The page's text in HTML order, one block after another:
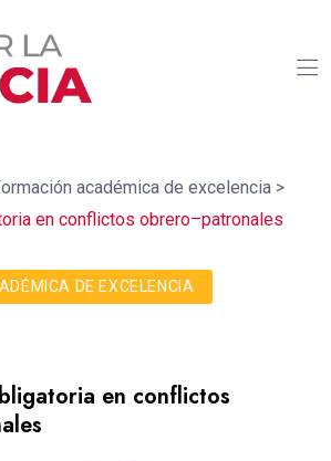
académica de excelencia >
en conflictos obrero–patronales
DE EXCELENCIA
en conflictos